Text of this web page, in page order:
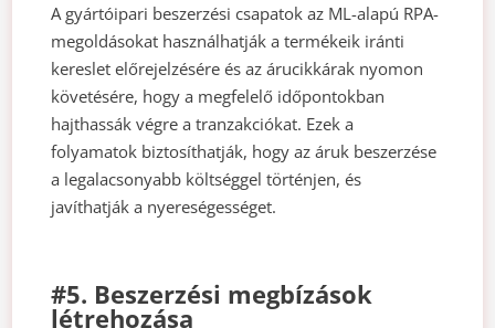
A gyártóipari beszerzési csapatok az ML-alapú RPA-
megoldásokat használhatják a termékeik iránti
kereslet előrejelzésére és az árucikkárak nyomon
követésére, hogy a megfelelő időpontokban
hajthassák végre a tranzakciókat. Ezek a
folyamatok biztosíthatják, hogy az áruk beszerzése
a legalacsonyabb költséggel történjen, és
javíthatják a nyereségességet.
#5. Beszerzési megbízások
létrehozása